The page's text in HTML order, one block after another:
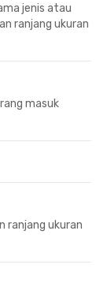
jenis atau
ranjang ukuran
masuk
ranjang ukuran